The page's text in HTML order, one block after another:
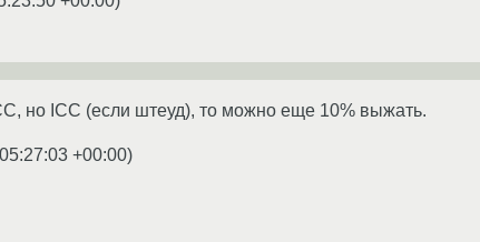
но ICC (если штеуд), то можно еще 10% выжать.
+00:00)